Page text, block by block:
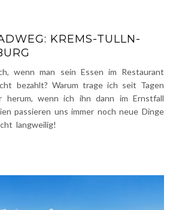
KREMS-TULLN-
wenn man sein Essen im Restaurant
bezahlt? Warum trage ich seit Tagen
herum, wenn ich ihn dann im Ernstfall
passieren uns immer noch neue Dinge
langweilig!